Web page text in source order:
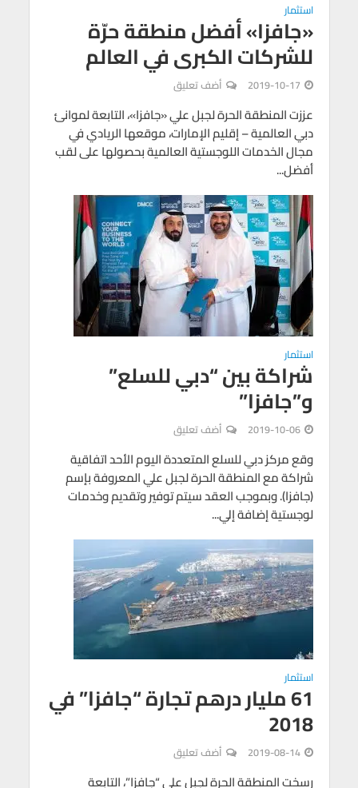
استثمار
«جافزا» أفضل منطقة حرّة
للشركات الكبرى في العالم
2019-10-17 أضف تعليق
عززت المنطقة الحرة لجبل علي «جافزا»، التابعة لموانئ
دبي العالمية – إقليم الإمارات، موقعها الريادي في
مجال الخدمات اللوجستية العالمية بحصولها على لقب
أفضل...
استثمار
شراكة بين “دبي للسلع”
و”جافزا”
2019-10-06 أضف تعليق
وقع مركز دبي للسلع المتعددة اليوم الأحد اتفاقية
شراكة مع المنطقة الحرة لجبل علي المعروفة بإسم
(جافزا). وبموجب العقد سيتم توفير وتقديم وخدمات
لوجستية إضافة إلي...
استثمار
61 مليار درهم تجارة “جافزا” في
2018
2019-08-14 أضف تعليق
رسخت المنطقة الحرة لجبل علي “جافزا”، التابعة